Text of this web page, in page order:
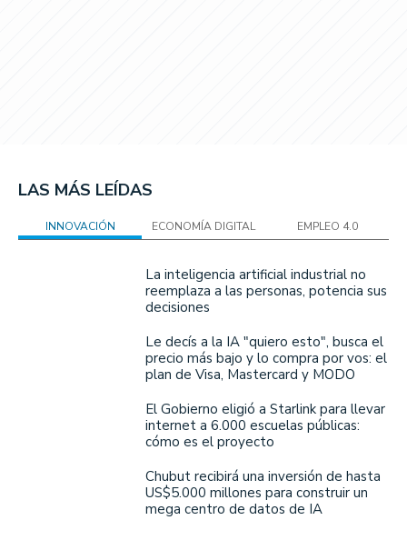
LAS MÁS LEÍDAS
INNOVACIÓN ECONOMÍA DIGITAL EMPLEO 4.0
La inteligencia artificial industrial no
reemplaza a las personas, potencia sus
decisiones
Le decís a la IA "quiero esto", busca el
precio más bajo y lo compra por vos: el
plan de Visa, Mastercard y MODO
El Gobierno eligió a Starlink para llevar
internet a 6.000 escuelas públicas:
cómo es el proyecto
Chubut recibirá una inversión de hasta
US$5.000 millones para construir un
mega centro de datos de IA